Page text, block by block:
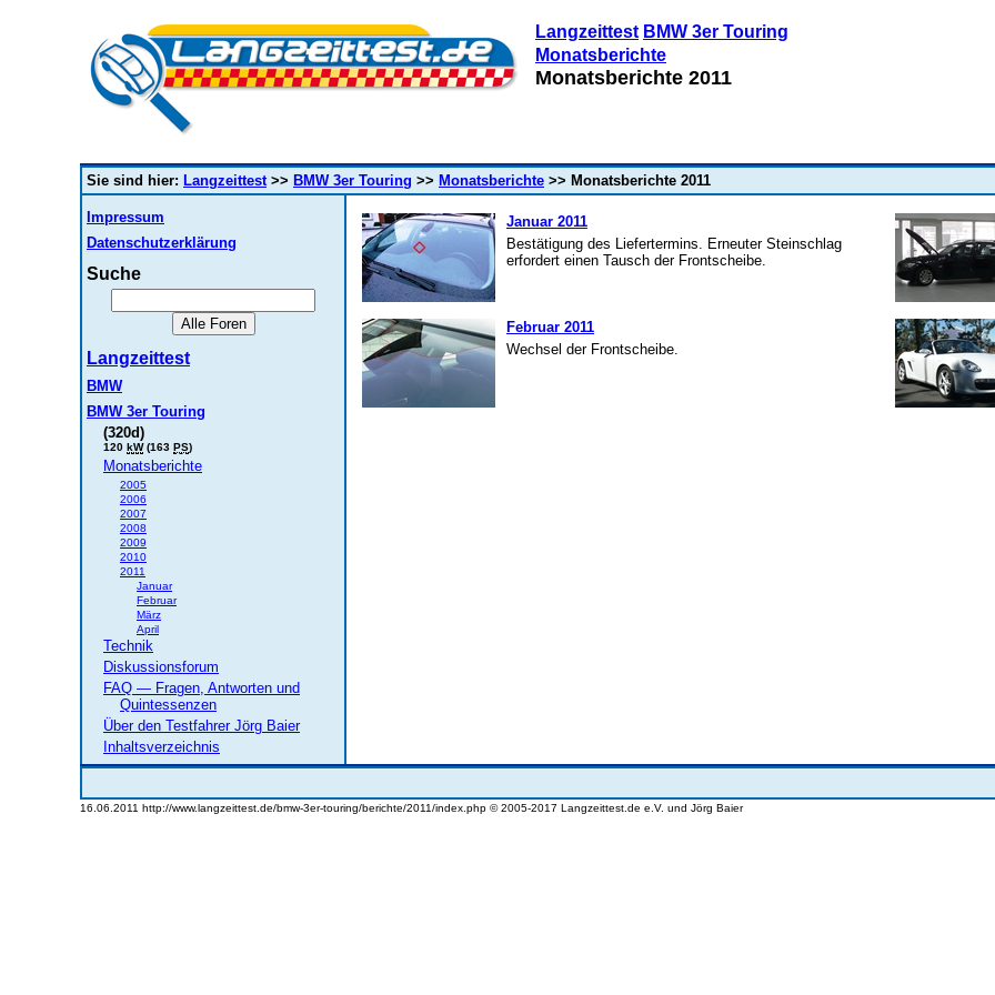
Langzeittest BMW 3er Touring
Monatsberichte
Monatsberichte 2011
Sie sind hier: Langzeittest>> BMW 3er Touring >> Monatsberichte >> Monatsberichte 2011
Impressum
Datenschutzerklärung
Suche
Langzeittest
BMW
BMW 3er Touring
(320d)
120 kW(163 PS)
Monatsberichte
2005
2006
2007
2008
2009
2010
2011
Januar
Februar
März
April
Technik
Diskussionsforum
FAQ — Fragen, Antworten und
Quintessenzen
Über den Testfahrer Jörg Baier
Inhaltsverzeichnis
Januar 2011
Bestätigung des Liefertermins. Erneuter Steinschlag
erfordert einen Tausch der Frontscheibe.
Februar 2011
Wechsel der Frontscheibe.
16.06.2011 http://www.langzeittest.de/bmw-3er-touring/berichte/2011/index.php © 2005-2017 Langzeittest.de e.V. und Jörg Baier